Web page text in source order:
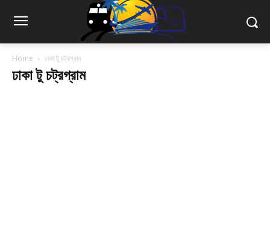
Home ঢাকা টু চট্রগ্রাম
ঢাকা টু চট্রগ্রাম